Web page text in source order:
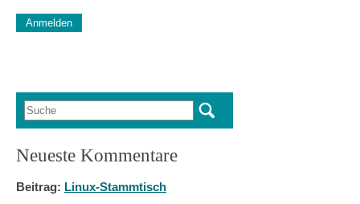
Diese Sicherheitsfrage überprüft, ob Sie ein menschlicher
Suchformular
Suche
Neueste Kommentare
Beitrag: Linux-Stammtisch